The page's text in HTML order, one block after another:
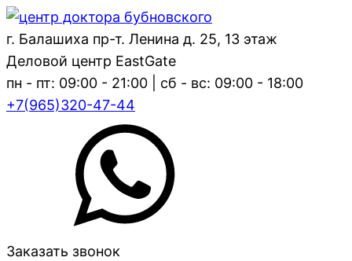
г. Балашиха пр-т. Ленина д. 25, 13 этаж
Деловой центр EastGate
пн - пт: 09:00 - 21:00 | сб - вс: 09:00 - 18:00
+7(965)320-47-44
Заказать звонок